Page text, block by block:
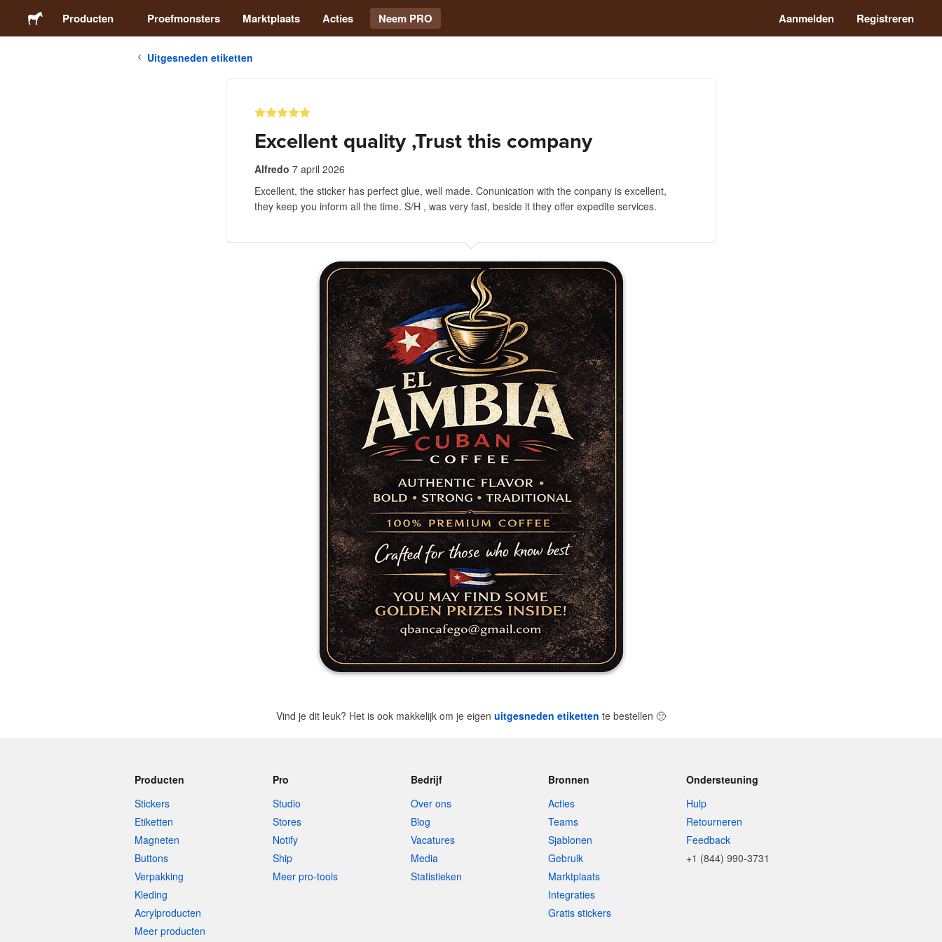
Producten Proefmonsters Marktplaats Acties Neem PRO Aanmelden Registreren
Uitgesneden etiketten
Excellent quality ,Trust this company
Alfredo 7 april 2026
Excellent, the sticker has perfect glue, well made. Conunication with the conpany is excellent,
they keep you inform all the time. S/H , was very fast, beside it they offer expedite services.
Vind je dit leuk? Het is ook makkelijk om je eigen uitgesneden etiketten te bestellen 🙂
Producten
Stickers
Etiketten
Magneten
Buttons
Verpakking
Kleding
Acrylproducten
Meer producten
Pro
Studio
Stores
Notify
Ship
Meer pro-tools
Bedrijf
Over ons
Blog
Vacatures
Media
Statistieken
Bronnen
Acties
Teams
Sjablonen
Gebruik
Marktplaats
Integraties
Gratis stickers
Ondersteuning
Hulp
Retourneren
Feedback
+1 (844) 990-3731